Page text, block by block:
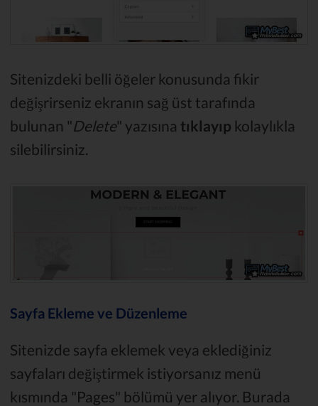
Sitenizdeki belli öğeler konusunda fikir
değişrirseniz ekranın sağ üst tarafında
bulunan "Delete" yazısına tıklayıp kolaylıkla
silebilirsiniz.
Sayfa Ekleme ve Düzenleme
Sitenizde sayfa eklemek veya eklediğiniz
sayfaları değiştirmek istiyorsanız menü
kısmında "Pages" bölümü yer alıyor. Burada